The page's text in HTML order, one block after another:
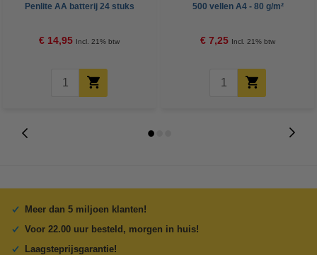
Penlite AA batterij 24 stuks
€ 14,95 Incl. 21% btw
500 vellen A4 - 80 g/m²
€ 7,25 Incl. 21% btw
Meer dan 5 miljoen klanten!
Voor 22.00 uur besteld, morgen in huis!
Laagsteprijsgarantie!